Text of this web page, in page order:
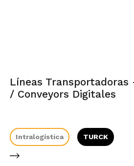
Líneas
/ Conveyors Digitales
Intralogística TURCK